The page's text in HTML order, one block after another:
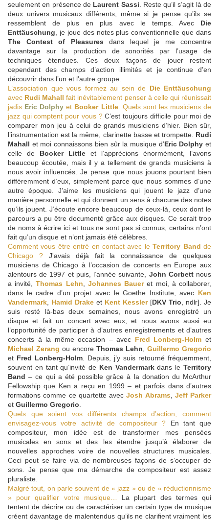
seulement en présence de Laurent Sassi . Reste qu’il s’agit là de
deux univers musicaux différents, même si je pense qu’ils se
ressemblent de plus en plus avec le temps. Avec Die
Enttäuschung , je joue des notes plus conventionnelle que dans
The Contest of Pleasures dans lequel je me concentre
davantage sur la production de sonorités par l’usage de
techniques étendues. Ces deux façons de jouer restent
cependant des champs d’action illimités et je continue d’en
découvrir dans l’un et l’autre groupe.
L’association que vous formez au sein de Die Enttäuschung
avec Rudi Mahall fait inévitablement penser à celle qui réunissait
jadis Eric Dolphy et Booker Little. Quels sont les musiciens de
jazz qui comptent pour vous ?C’est toujours difficile pour moi de
comparer mon jeu à celui de grands musiciens d’hier. Bien sûr,
l’instrumentation est la même, clarinette basse et trompette. Rudi
Mahall et moi connaissons bien sûr la musique d’Eric Dolphy et
celle de Booker Little et l’apprécions énormément, l’avons
beaucoup écoutée, mais il y a tellement de grands musiciens à
nous avoir influencés. Je pense que nous jouons pourtant bien
différemment d’eux, simplement parce que nous sommes d’une
autre époque. J’aime les musiciens qui jouent le jazz d’une
manière personnelle et qui donnent un sens à chacune des notes
qu’ils jouent. J’écoute encore beaucoup de ceux-là, ceux dont le
parcours a pu être documenté grâce aux disques. Ce serait trop
de noms à écrire ici et tous ne sont pas si connus, certains n’ont
fait qu’un disque et n’ont jamais été célèbres.
Comment vous être entré en contact avec leTerritory Band de
Chicago ?J'avais déjà fait la connaissance de quelques
musiciens de Chicago à l’occasion de concerts en Europe aux
alentours de 1997 et puis, l’année suivante, John Corbettnous
a invité,Thomas Lehn Johannes Baueret moi, à collaborer,
dans le cadre d’un projet avec le Goethe Institute, avec Ken
Vandermark
Hamid Drake et Kent Kessler[DKV Trio , ndlr]. Je
suis resté là-bas deux semaines, nous avons enregistré un
disque et fait un concert avec eux, et nous avons aussi eu
l’opportunité de participer à d’autres enregistrements et d’autres
concerts à la même occasion – avec Fred Lonberg-Holm et
Michael Zerang ou encore Thomas Lehn
Guillermo Gregorio
et Fred Lonberg-Holm . Depuis, j’y suis retourné fréquemment,
souvent en tant qu’invité de Ken Vandermarkdans leTerritory
Band – ce qui a été possible grâce à la donation du McArthur
Fellowship que Ken a reçu en 1999 – et parfois dans d’autres
formations comme ce quartette avecJosh Abrams
Jeff Parker
et Guillermo Gregorio
Quels que soient vos différents champs d’action, comment
envisagez-vous votre activité de compositeur ? En tant que
compositeur, mon idée est de transformer mes pensées
musicales en sons et des les étendre jusqu’à élaborer de
nouvelles approches voire de nouvelles structures musicales.
Ceci peut se faire via de nombreuses façons de s’occuper de
sons. Je pense que ma démarche de compositeur est assez
pluraliste.
Malgré tout, on parle souvent de « jazz » ou de « réductionnisme
» pour qualifier votre musique… La plupart des termes qui
tentent de décrire ou de caractériser un certain type de musique
créent davantage de malentendus qu’ils ne clarifient vraiment les